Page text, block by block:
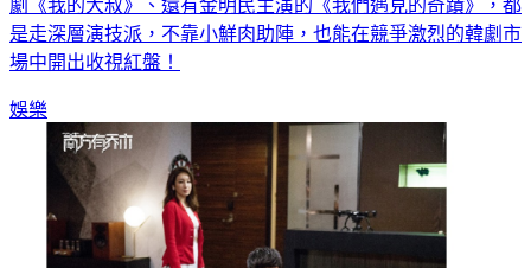
劇《我的大叔》、還有金明民主演的《我們遇見的奇蹟》，都
是走深層演技派，不靠小鮮肉助陣，也能在競爭激烈的韓劇市
場中開出收視紅盤！
娛樂